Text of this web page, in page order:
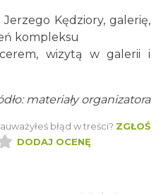
2026-11-14
Jerzego Kędziory, galerię,
kompleksu
wizytą w galerii i
materiały organizatora
błąd w treści? ZGŁOŚ
DODAJ OCENĘ